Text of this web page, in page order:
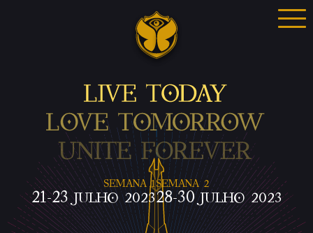
semana 1
21-23julho 2023
semana 2
28-30julho 2023